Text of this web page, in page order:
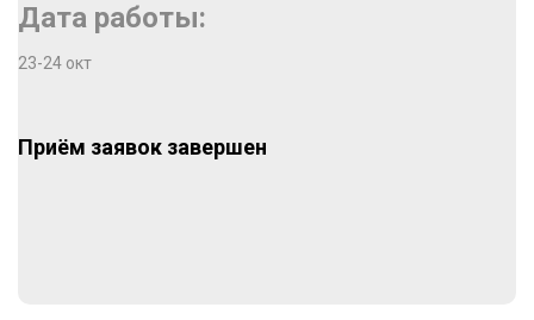
Дата работы:
23-24 окт
Приём заявок завершен